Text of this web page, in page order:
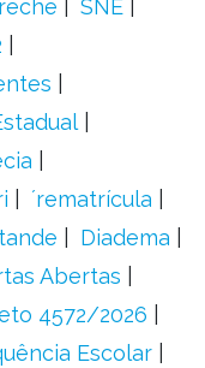
SNE
´rematrícula
Diadema
Abertas
4572/2026
Escolar